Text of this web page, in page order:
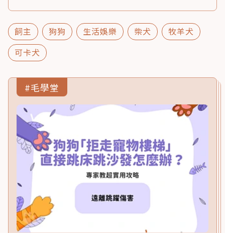
飼主 狗狗 生活娛樂 柴犬
牧羊犬
可卡犬
#毛學堂